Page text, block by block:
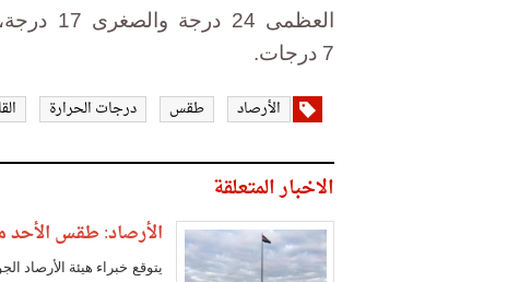
7 درجات.
الأرصاد طقس درجات الحرارة
الاخبار المتعلقة
الأرصاد: طقس الأحد
يتوقع خبراء هيئة الأرصاد